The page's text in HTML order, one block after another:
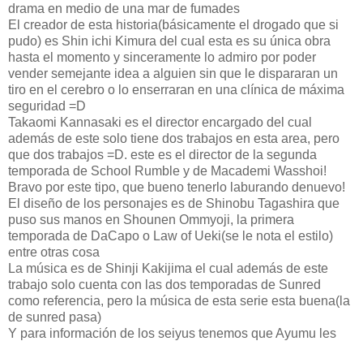
drama en medio de una mar de fumades
El creador de esta historia(básicamente el drogado que si
pudo) es Shin ichi Kimura del cual esta es su única obra
hasta el momento y sinceramente lo admiro por poder
vender semejante idea a alguien sin que le dispararan un
tiro en el cerebro o lo enserraran en una clínica de máxima
seguridad =D
Takaomi Kannasaki es el director encargado del cual
además de este solo tiene dos trabajos en esta area, pero
que dos trabajos =D. este es el director de la segunda
temporada de School Rumble y de Macademi Wasshoi!
Bravo por este tipo, que bueno tenerlo laburando denuevo!
El diseño de los personajes es de Shinobu Tagashira que
puso sus manos en Shounen Ommyoji, la primera
temporada de DaCapo o Law of Ueki(se le nota el estilo)
entre otras cosa
La música es de Shinji Kakijima el cual además de este
trabajo solo cuenta con las dos temporadas de Sunred
como referencia, pero la música de esta serie esta buena(la
de sunred pasa)
Y para información de los seiyus tenemos que Ayumu les